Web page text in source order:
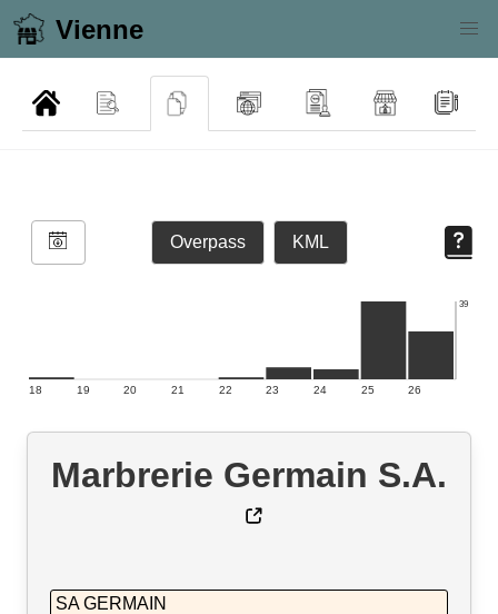
Vienne
Overpass KML
39
18 19 20 21 22 23 24 25 26
Marbrerie Germain S.A.
SA GERMAIN